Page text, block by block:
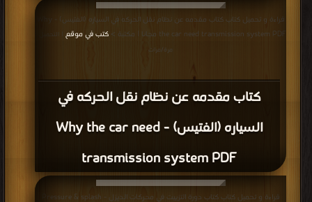
كتاب مقدمه عن نظام نقل الحركه في
السياره (الفتيس) - Why the car need
transmission system PDF
the car need transmission system PDF مجانا | مكتبة >
كتب في موقع
مرة/مرات
قراءة و تحميل كتاب كتاب دورة التزييت في محركات الديزل - Pressure & splash